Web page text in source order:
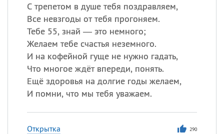
С трепетом в душе тебя поздравляем,
Все невзгоды от тебя прогоняем.
Тебе 55, знай — это немного;
Желаем тебе счастья неземного.
И на кофейной гуще не нужно гадать,
Что многое ждёт впереди, понять.
Ещё здоровья на долгие годы желаем,
И помни, что мы тебя уважаем.
Открытка 290